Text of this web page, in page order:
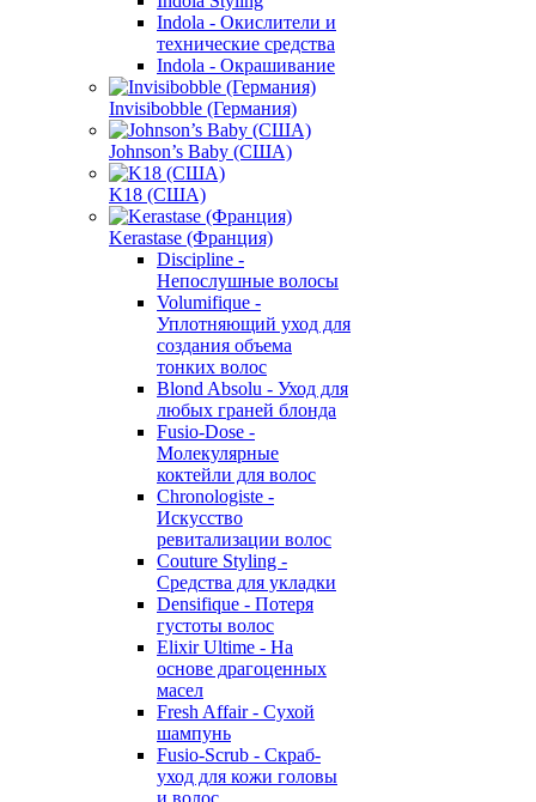
Indola - Окислители и
технические средства
Indola - Окрашивание
Invisibobble (Германия)
Johnson’s Baby (США)
K18 (США)
Kerastase (Франция)
Discipline -
Непослушные волосы
Volumifique -
Уплотняющий уход для
создания объема
тонких волос
Blond Absolu - Уход для
любых граней блонда
Fusio-Dose -
Молекулярные
коктейли для волос
Chronologiste -
Искусство
ревитализации волос
Couture Styling -
Средства для укладки
Densifique - Потеря
густоты волос
Elixir Ultime - На
основе драгоценных
масел
Fresh Affair - Сухой
шампунь
Fusio-Scrub - Скраб-
уход для кожи головы
и волос